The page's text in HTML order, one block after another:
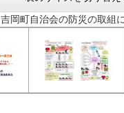
吉岡町自治会の防災の取組